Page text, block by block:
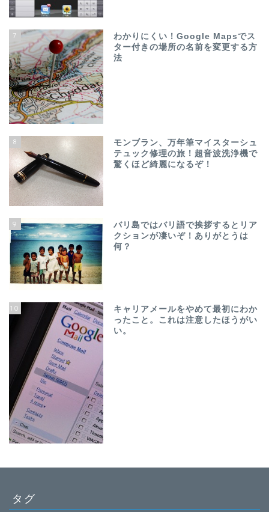
7
わかりにくい！Google Mapsでス
ター付きの場所の名前を変更する方
法
8
モンブラン、万年筆マイスターシュ
テュック修理の旅！超音波洗浄機で
驚くほど綺麗になるぞ！
9
バリ島ではバリ語で挨拶するとリア
クションが凄いぞ！ありがとうは
何？
10
キャリアメールをやめて最初にわか
ったこと。これは注意したほうがい
い。
タグ